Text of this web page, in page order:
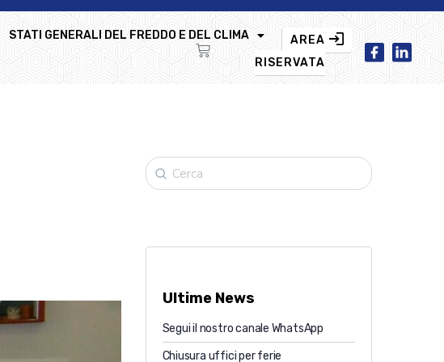
STATI GENERALI DEL FREDDO E DEL CLIMA
AREA
RISERVATA
Ultime News
Segui il nostro canale WhatsApp
Chiusura uffici per ferie